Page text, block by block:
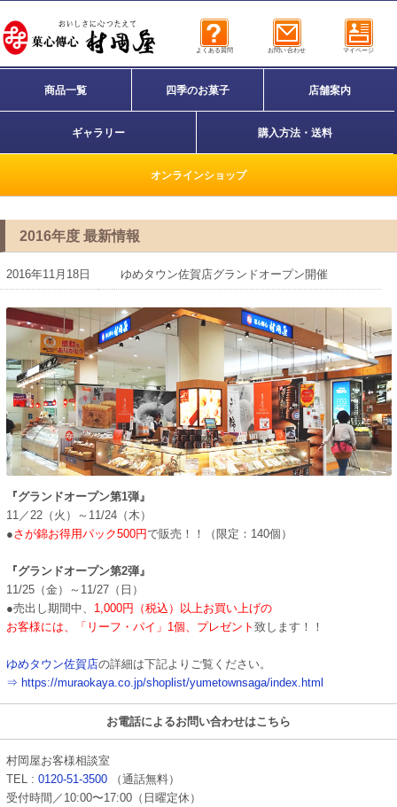
よくある質問 お問い合わせ マイページ
商品一覧 四季のお菓子 店舗案内
ギャラリー 購入方法・送料
オンラインショップ
2016年度 最新情報
2016年11月18日 ゆめタウン佐賀店グランドオープン開催
『グランドオープン第1弾』
11／22（火）～11/24（木）
●さが錦お得用パック500円で販売！！（限定：140個）
『グランドオープン第2弾』
11/25（金）～11/27（日）
●売出し期間中、 1,000円（税込）以上お買い上げの
お客様には、「リーフ・パイ」1個、プレゼント 致します！！
ゆめタウン佐賀店の詳細は下記よりご覧ください。
⇒ https://muraokaya.co.jp/shoplist/yumetownsaga/index.html
お電話によるお問い合わせはこちら
村岡屋お客様相談室
TEL : 0120-51-3500（通話無料）
受付時間／10:00〜17:00（日曜定休）